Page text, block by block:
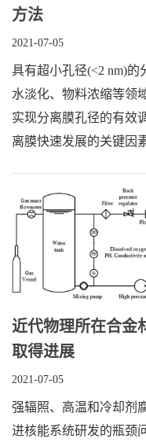
方法
2021-07-05
具有超小孔径(<2 nm)
水淡化、物料浓缩等领
实现分离膜孔径的有效
离膜快速发展的关键因
近代物理所在合金
取得进展
2021-07-05
强辐照、高温和冷却剂
进核能系统研发的瓶颈